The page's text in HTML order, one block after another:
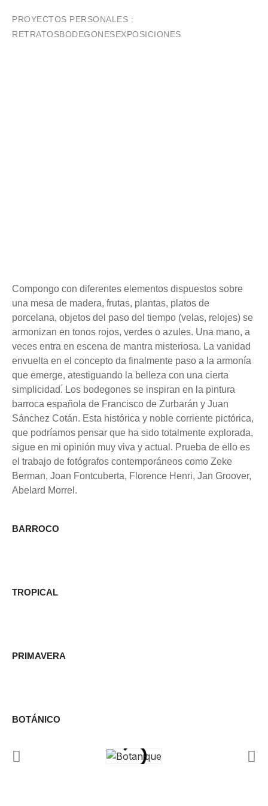
PROYECTOS PERSONALES :
RETRATOSBODEGONESEXPOSICIONES
Compongo con diferentes elementos dispuestos sobre
una mesa de madera, frutas, plantas, platos de
porcelana, objetos del paso del tiempo (velas, relojes) se
armonizan en tonos rojos, verdes o azules. Una mano, a
veces entra en escena de mantra misteriosa. La vanidad
envuelta en el concepto da finalmente paso a la armonía
que emerge, atestiguando la belleza con una cierta
simplicidad.́ Los bodegones se inspiran en la pintura
barroca española de Francisco de Zurbarán y Juan
Sánchez Cotán. Esta histórica y noble corriente pictórica,
que podríamos pensar que ha sido totalmente explorada,
sigue en mi opinión muy viva y actual. Prueba de ello es
el trabajo de fotógrafos contemporáneos como Zeke
Berman, Joan Fontcuberta, Florence Henri, Jan Groover,
Abelard Morrel.
BARROCO
TROPICAL
PRIMAVERA
BOTÁNICO